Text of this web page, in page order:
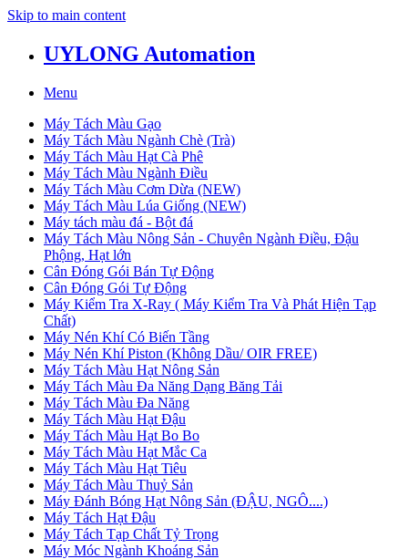
Skip to main content
UYLONG Automation
Menu
Máy Tách Màu Gạo
Máy Tách Màu Ngành Chè (Trà)
Máy Tách Màu Hạt Cà Phê
Máy Tách Màu Ngành Điều
Máy Tách Màu Cơm Dừa (NEW)
Máy Tách Màu Lúa Giống (NEW)
Máy tách màu đá - Bột đá
Máy Tách Màu Nông Sản - Chuyên Ngành Điều, Đậu
Phộng, Hạt lớn
Cân Đóng Gói Bán Tự Động
Cân Đóng Gói Tự Động
Máy Kiểm Tra X-Ray ( Máy Kiểm Tra Và Phát Hiện Tạp
Chất)
Máy Nén Khí Có Biến Tầng
Máy Nén Khí Piston (Không Dầu/ OIR FREE)
Máy Tách Màu Hạt Nông Sản
Máy Tách Màu Đa Năng Dạng Băng Tải
Máy Tách Màu Đa Năng
Máy Tách Màu Hạt Đậu
Máy Tách Màu Hạt Bo Bo
Máy Tách Màu Hạt Mắc Ca
Máy Tách Màu Hạt Tiêu
Máy Tách Màu Thuỷ Sản
Máy Đánh Bóng Hạt Nông Sản (ĐẬU, NGÔ....)
Máy Tách Hạt Đậu
Máy Tách Tạp Chất Tỷ Trọng
Máy Móc Ngành Khoáng Sản